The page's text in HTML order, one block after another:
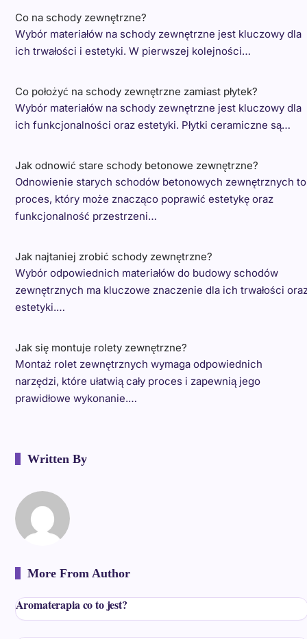
Co na schody zewnętrzne?
Wybór materiałów na schody zewnętrzne jest kluczowy dla
ich trwałości i estetyki. W pierwszej kolejności…
Co położyć na schody zewnętrzne zamiast płytek?
Wybór materiałów na schody zewnętrzne jest kluczowy dla
ich funkcjonalności oraz estetyki. Płytki ceramiczne są…
Jak odnowić stare schody betonowe zewnętrzne?
Odnowienie starych schodów betonowych zewnętrznych to
proces, który może znacząco poprawić estetykę oraz
funkcjonalność przestrzeni…
Jak najtaniej zrobić schody zewnętrzne?
Wybór odpowiednich materiałów do budowy schodów
zewnętrznych ma kluczowe znaczenie dla ich trwałości
estetyki.…
Jak się montuje rolety zewnętrzne?
Montaż rolet zewnętrznych wymaga odpowiednich
narzędzi, które ułatwią cały proces i zapewnią jego
prawidłowe wykonanie.…
Written By
More From Author
Aromaterapia co to jest?